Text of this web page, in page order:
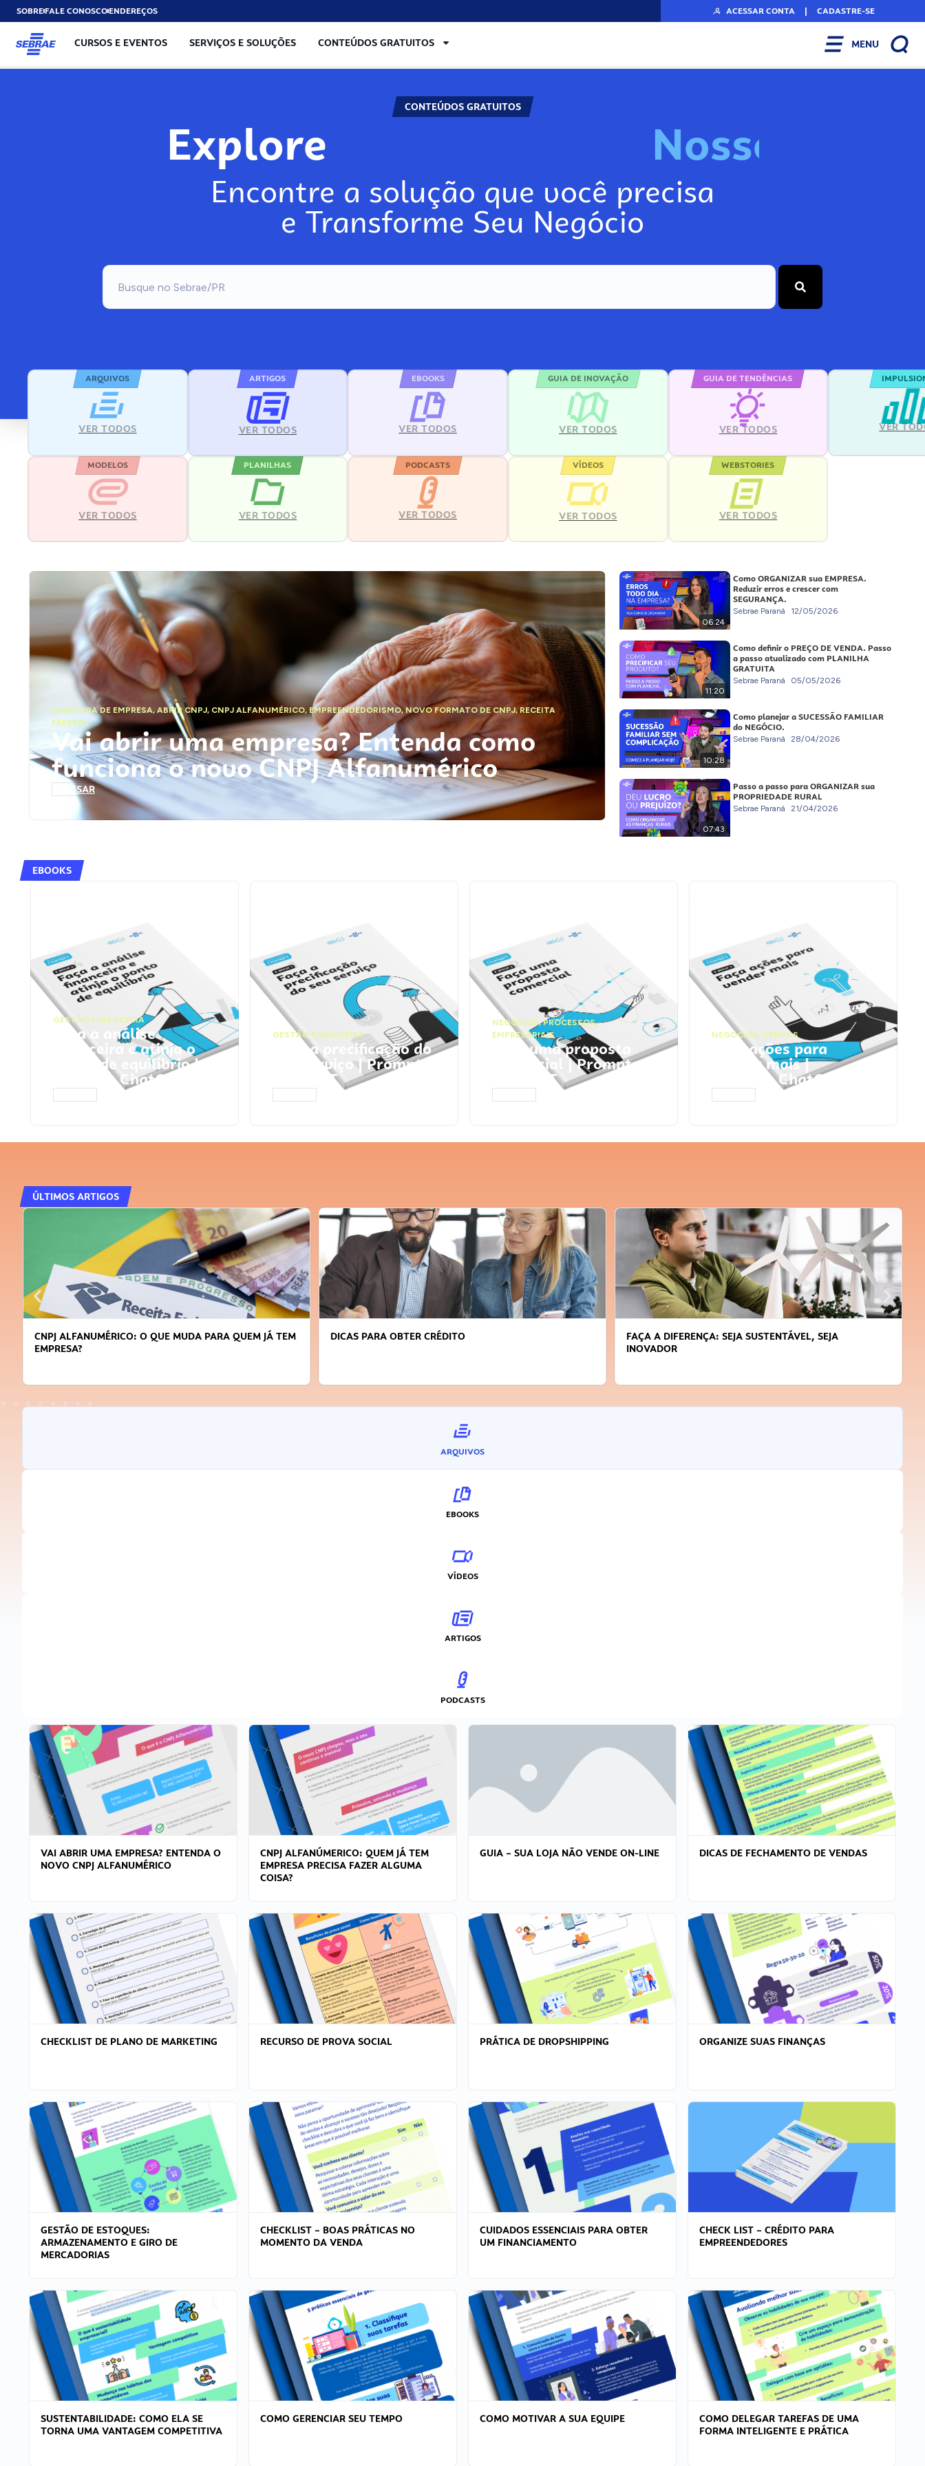
SOBREFALE CONOSCOENDEREÇOS ACESSAR CONTA | CADASTRE-SE
CURSOS E EVENTOS SERVIÇOS E SOLUÇÕES CONTEÚDOS GRATUITOS MENU
CONTEÚDOS GRATUITOS
Explore Nosso
Encontre a solução que você precisa
e Transforme Seu Negócio
ARQUIVOS
VER TODOS
ARTIGOS
VER TODOS
EBOOKS
VER TODOS
GUIA DE INOVAÇÃO
VER TODOS
GUIA DE TENDÊNCIAS
VER TODOS VER
MODELOS
VER TODOS
PLANILHAS
VER TODOS
PODCASTS
VER TODOS
VÍDEOS
VER TODOS
WEBSTORIES
VER TODOS
ABERTURA DE EMPRESA,ABRIR CNPJ, CNPJ ALFANUMÉRICO, EMPREENDEDORISMO,NOVO FORMATO DE CNPJ,RECEITA
FEDERAL
Vai abrir uma empresa? Entenda como
funciona o novo CNPJ Alfanumérico
ACESSAR
06:24
Como ORGANIZAR sua EMPRESA.
Reduzir erros e crescer com
SEGURANÇA.
Sebrae Paraná 12/05/2026
11:20
Como definir o PREÇO DE VENDA. Passo
a passo atualizado com PLANILHA
GRATUITA
Sebrae Paraná 05/05/2026
10:28
Como planejar a SUCESSÃO FAMILIAR
do NEGÓCIO.
Sebrae Paraná 28/04/2026
07:43
Passo a passo para ORGANIZAR sua
PROPRIEDADE RURAL
Sebrae Paraná 21/04/2026
EBOOKS
GESTÃO FINANCEIRA
Faça a análise
financeira e atinja o
ponto de equilíbrio |
Prompts ChatGPT
GESTÃO FINANCEIRA
Faça a precificação do
seu serviço | Prompts
ChatGPT
NEGÓCIOS,PROCESSOS
EMPRESARIAIS
Faça uma proposta
comercial | Prompts
ChatGPT
NEGÓCIOS, VENDAS
Faça ações para
vender mais |
Prompts ChatGPT
ÚLTIMOS ARTIGOS
CNPJ ALFANUMÉRICO: O QUE MUDA PARA QUEM JÁ TEM
EMPRESA?
DICAS PARA OBTER CRÉDITO
FAÇA A DIFERENÇA: SEJA SUSTENTÁVEL, SEJA
INOVADOR
ARQUIVOS
EBOOKS
VÍDEOS
ARTIGOS
PODCASTS
VAI ABRIR UMA EMPRESA? ENTENDA O
NOVO CNPJ ALFANUMÉRICO
CNPJ ALFANÚMERICO: QUEM JÁ TEM
EMPRESA PRECISA FAZER ALGUMA
COISA?
GUIA – SUA LOJA NÃO VENDE ON-LINE DICAS DE FECHAMENTO DE VENDAS
CHECKLIST DE PLANO DE MARKETING RECURSO DE PROVA SOCIAL PRÁTICA DE DROPSHIPPING ORGANIZE SUAS FINANÇAS
GESTÃO DE ESTOQUES:
ARMAZENAMENTO E GIRO DE
MERCADORIAS
CHECKLIST – BOAS PRÁTICAS NO
MOMENTO DA VENDA
CUIDADOS ESSENCIAIS PARA OBTER
UM FINANCIAMENTO
CHECK LIST – CRÉDITO PARA
EMPREENDEDORES
SUSTENTABILIDADE: COMO ELA SE
TORNA UMA VANTAGEM COMPETITIVA
COMO GERENCIAR SEU TEMPO COMO MOTIVAR A SUA EQUIPE
COMO DELEGAR TAREFAS DE UMA
FORMA INTELIGENTE E PRÁTICA